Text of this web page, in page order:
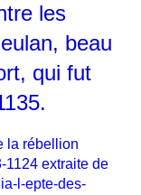
les
beau
qui fut
la rébellion
1124 extraite de
l-epte-des-